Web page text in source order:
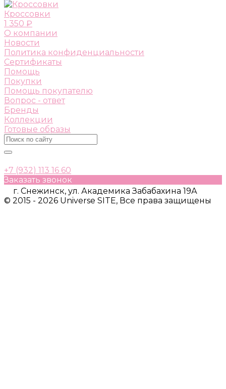
Кроссовки
1 350 ₽
О компании
Новости
Политика конфиденциальности
Сертификаты
Помощь
Покупки
Помощь покупателю
Вопрос - ответ
Бренды
Коллекции
Готовые образы
+7 (932) 113 16 60
Заказать звонок
г. Снежинск, ул. Академика Забабахина 19А
© 2015 - 2026 Universe SITE, Все права защищены